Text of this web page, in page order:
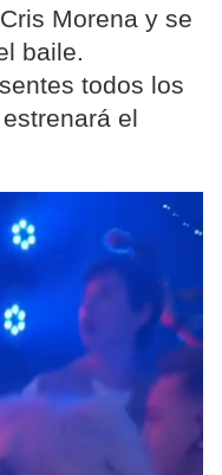
Morena y se
baile.
todos los
el